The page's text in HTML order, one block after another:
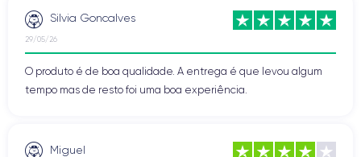
Silvia Goncalves
29/05/26
O produto é de boa qualidade. A entrega é que levou algum
tempo mas de resto foi uma boa experiência.
Miguel